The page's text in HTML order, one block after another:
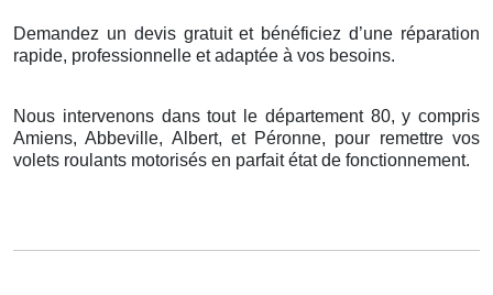
Demandez un devis gratuit et bénéficiez d’une réparation
rapide, professionnelle et adaptée à vos besoins.
Nous intervenons dans tout le département 80, y compris
Amiens, Abbeville, Albert, et Péronne, pour remettre vos
volets roulants motorisés en parfait état de fonctionnement.